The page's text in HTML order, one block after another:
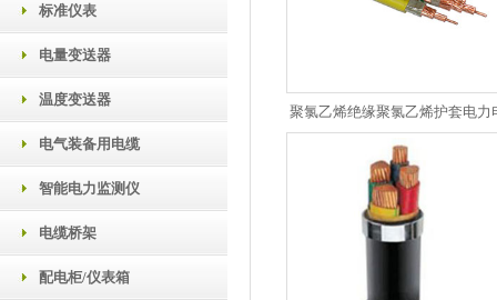
标准仪表
电量变送器
温度变送器
电气装备用电缆
智能电力监测仪
电缆桥架
配电柜/仪表箱
聚氯乙烯绝缘聚氯乙烯护套电力